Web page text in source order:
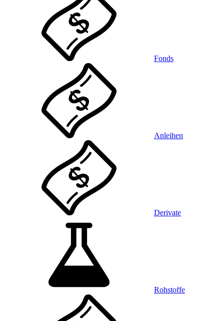
Fonds
Anleihen
Derivate
Rohstoffe